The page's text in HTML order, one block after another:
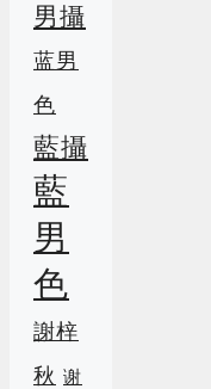
男攝
蓝男
色
藍攝
藍
男
色
謝梓
秋 谢